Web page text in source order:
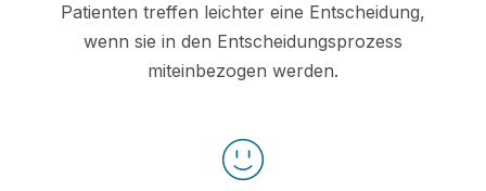
Patienten treffen leichter eine Entscheidung,
wenn sie in den Entscheidungsprozess
miteinbezogen werden.